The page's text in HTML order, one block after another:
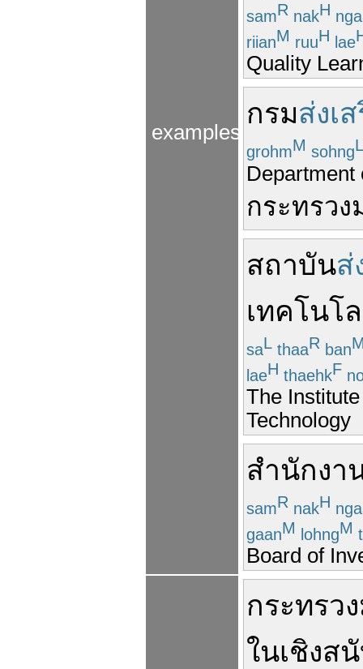
examples
samR nakH
riianM ruuH lae
Quality
กรมส่งเ
grohmM sohngL
Department
กระทรวง
สถาบันส่
เทคโนโ
saL thaaR ban
laeH thaehkF
The
Technology
สำนักงา
samR nakH
gaanM lohngM
Board of
กระทรว
ในเชิงส